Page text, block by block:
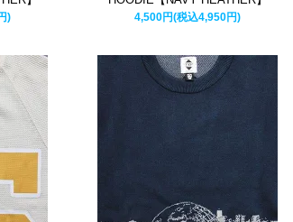
) 4,500円(税込4,950円)